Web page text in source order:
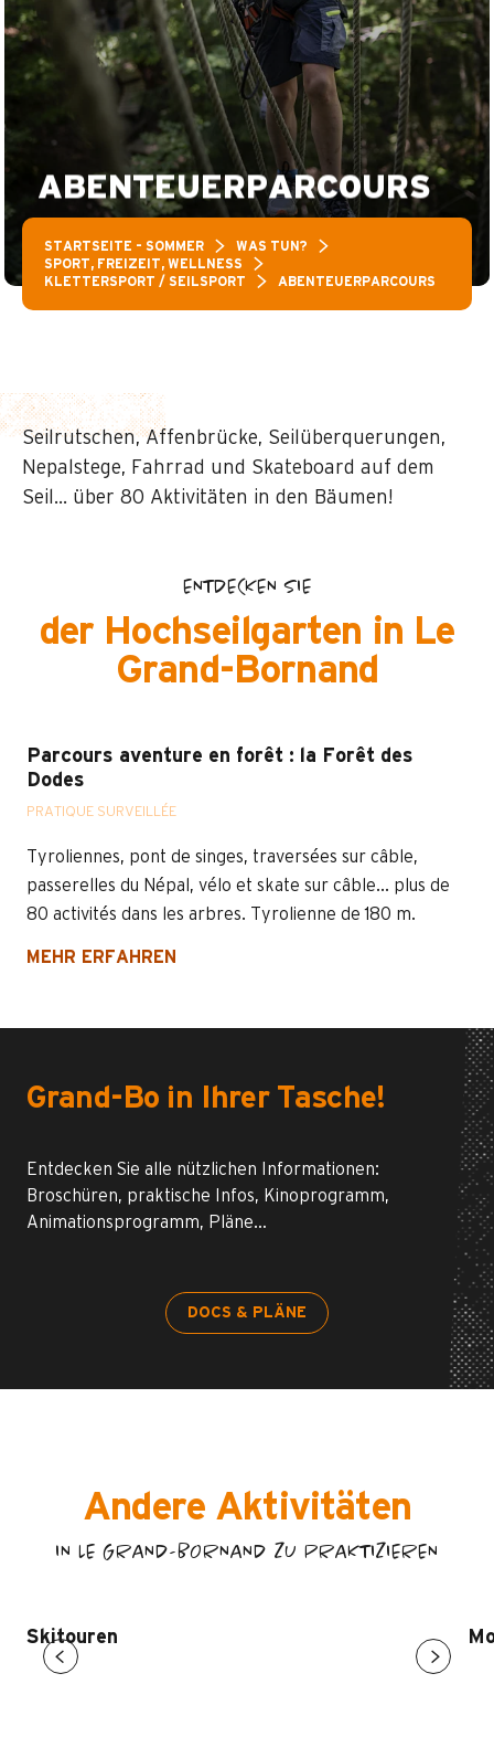
ABENTEUERPARCOURS
STARTSEITE – SOMMER
WAS TUN?
SPORT, FREIZEIT, WELLNESS
KLETTERSPORT / SEILSPORT
ABENTEUERPARCOURS
Seilrutschen, Affenbrücke, Seilüberquerungen,
Nepalstege, Fahrrad und Skateboard auf dem
Seil… über 80 Aktivitäten in den Bäumen!
ENTDECKEN SIE
der Hochseilgarten in Le
Grand-Bornand
Parcours aventure en forêt : la Forêt des
Dodes
PRATIQUE SURVEILLÉE
Tyroliennes, pont de singes, traversées sur câble,
passerelles du Népal, vélo et skate sur câble... plus de
80 activités dans les arbres. Tyrolienne de 180 m.
MEHR ERFAHREN
Grand-Bo in Ihrer Tasche!
Entdecken Sie alle nützlichen Informationen:
Broschüren, praktische Infos, Kinoprogramm,
Animationsprogramm, Pläne…
DOCS & PLÄNE
Andere Aktivitäten
IN LE GRAND-BORNAND ZU PRAKTIZIEREN
Skitouren